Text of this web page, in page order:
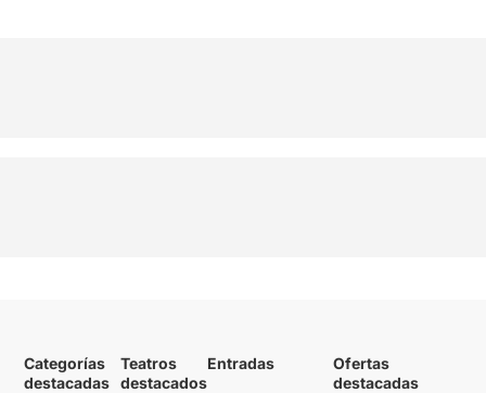
Categorías
destacadas
Teatros
destacados
Entradas
Ofertas
destacadas